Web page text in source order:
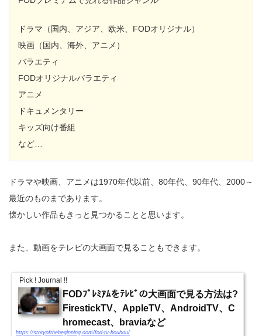
ドラマ（国内、アジア、欧米、FODオリジナル）
映画（国内、海外、アニメ）
バラエティ
FODオリジナルバラエティ
アニメ
ドキュメンタリー
キッズ向け番組
など…
ドラマや映画、アニメは1970年代以前、80年代、90年代、2000～
最近のものまであります。
懐かしい作品もきっと見つかることと思います。
また、動画をテレビの大画面で見ることもできます。
Pick ! Journal !!
FODﾌﾟﾚﾐｱﾑをﾃﾚﾋﾞの大画面で見る方法は?
FirestickTV、AppleTV、AndroidTV、C
hromecast、braviaなど
https://storyofthebeginning.com/fod-tv-houhou/